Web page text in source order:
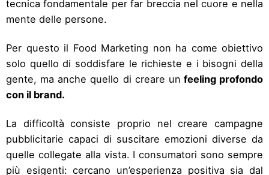
tecnica fondamentale per far breccia nel cuore e nella
mente delle persone.
Per questo il Food Marketing non ha come obiettivo
solo quello di soddisfare le richieste e i bisogni della
gente, ma anche quello di creare un feeling profondo
con il brand.
La difficoltà consiste proprio nel creare campagne
pubblicitarie capaci di suscitare emozioni diverse da
quelle collegate alla vista. I consumatori sono sempre
più esigenti: cercano un’esperienza positiva sia dal